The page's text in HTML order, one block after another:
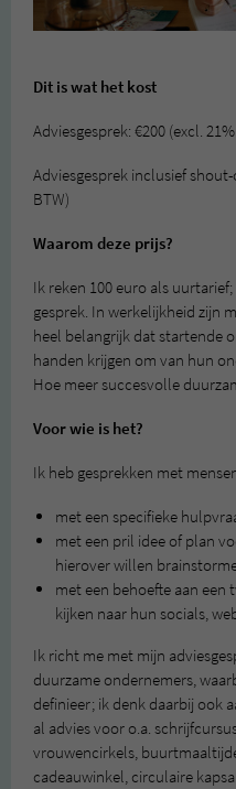
Dit is wat het kost
Adviesgesprek: €200 (excl.
Adviesgesprek inclusief
BTW)
Waarom deze prijs?
Ik reken 100 euro als
gesprek. In werkelijkheid zijn
heel belangrijk dat startende
handen krijgen om van hun
Hoe meer succesvolle
Voor wie is het?
Ik heb gesprekken met
met een specifieke
met een pril idee of plan
hierover willen
met een behoefte aan een
kijken naar hun socials,
Ik richt me met mijn
duurzame ondernemers,
definieer; ik denk daarbij ook
al advies voor o.a.
vrouwencirkels,
cadeauwinkel, circulaire